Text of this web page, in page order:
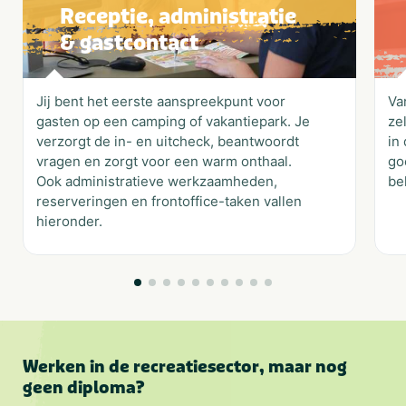
Receptie, administratie
& gastcontact
Jij bent het eerste aanspreekpunt voor
gasten op een camping of vakantiepark. Je
verzorgt de in- en uitcheck, beantwoordt
vragen en zorgt voor een warm onthaal.
Ook administratieve werkzaamheden,
reserveringen en frontoffice-taken vallen
hieronder.
in
Werken in de recreatiesector, maar nog
geen diploma?